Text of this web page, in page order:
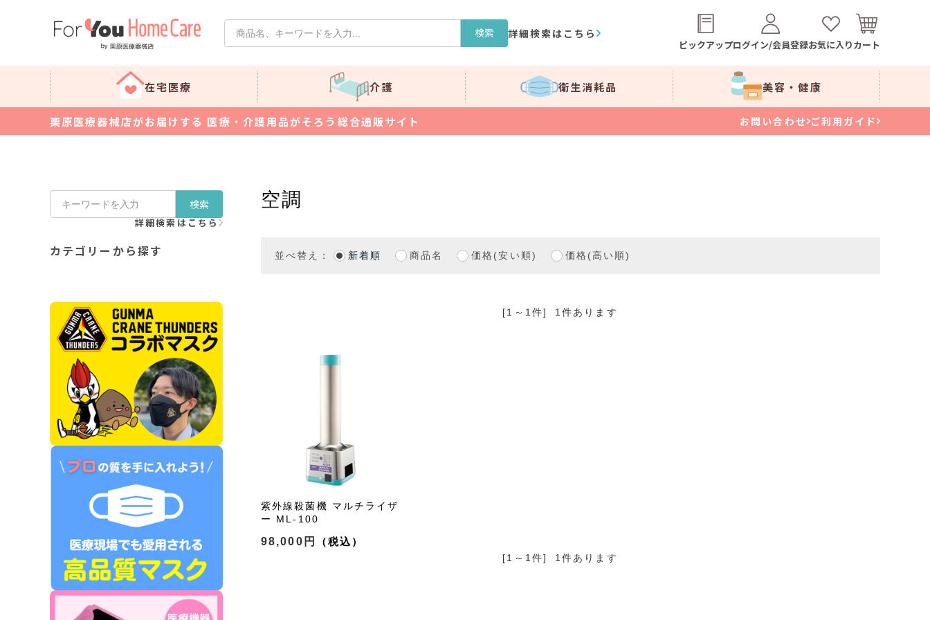
検索 詳細検索はこちら
ピックアップログイン/会員登録お気に入りカート
在宅医療 介護 衛生消耗品 美容・健康
栗原医療器械店がお届けする 医療・介護用品がそろう総合通販サイト お問い合わせ ご利用ガイド
検索
詳細検索はこちら
カテゴリーから探す
空調
並べ替え： 新着順 商品名 価格(安い順) 価格(高い順)
[1～1件] 1件あります
紫外線殺菌機 マルチライザ
ー ML-100
98,000円
[1～1件] 1件あります